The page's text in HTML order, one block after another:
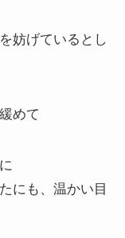
妨げているとし
めて
にも、温かい目